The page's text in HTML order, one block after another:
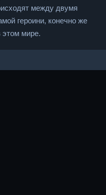
между двумя
героини, конечно же
этом мире.